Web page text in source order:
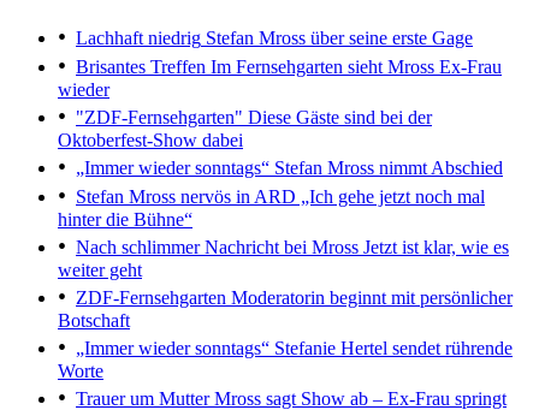
Lachhaft niedrig Stefan Mross über seine erste Gage
Brisantes Treffen Im Fernsehgarten sieht Mross Ex-Frau
wieder
"ZDF-Fernsehgarten" Diese Gäste sind bei der
Oktoberfest-Show dabei
„Immer wieder sonntags“ Stefan Mross nimmt Abschied
Stefan Mross nervös in ARD „Ich gehe jetzt noch mal
hinter die Bühne“
Nach schlimmer Nachricht bei Mross Jetzt ist klar, wie es
weiter geht
ZDF-Fernsehgarten Moderatorin beginnt mit persönlicher
Botschaft
„Immer wieder sonntags“ Stefanie Hertel sendet rührende
Worte
Trauer um MutterMross sagt Show ab – Ex-Frau springt